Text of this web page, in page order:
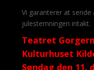
Vi garanterer at
julestemningen intakt.
Teatret
Kulturhuset
Søndag den 11.